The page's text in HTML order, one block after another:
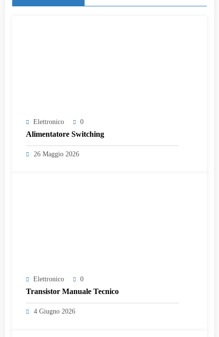
Elettronico 0
Alimentatore Switching
26 Maggio 2026
Elettronico 0
Transistor Manuale Tecnico
4 Giugno 2026